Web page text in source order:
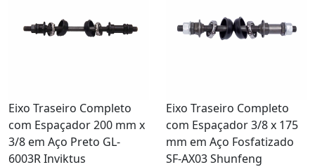
Eixo Traseiro Completo
com Espaçador 200 mm x
3/8 em Aço Preto GL-
6003R Inviktus
Eixo Traseiro Completo
com Espaçador 3/8 x 175
mm em Aço Fosfatizado
SF-AX03 Shunfeng